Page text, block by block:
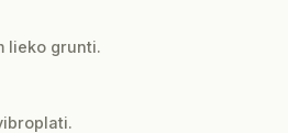
lieko grunti.